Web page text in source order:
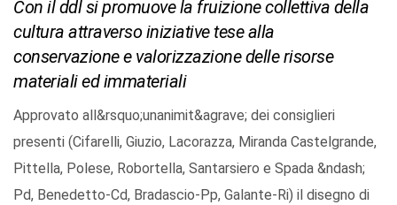
Con il ddl si promuove la fruizione collettiva della
cultura attraverso iniziative tese alla
conservazione e valorizzazione delle risorse
materiali ed immateriali
Approvato all&rsquo;unanimit&agrave; dei consiglieri
presenti (Cifarelli, Giuzio, Lacorazza, Miranda Castelgrande,
Pittella, Polese, Robortella, Santarsiero e Spada &ndash;
Pd, Benedetto-Cd, Bradascio-Pp, Galante-Ri) il disegno di